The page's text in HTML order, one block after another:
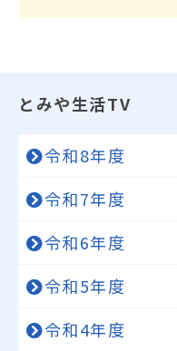
とみや生活TV
令和8年度
令和7年度
令和6年度
令和5年度
令和4年度